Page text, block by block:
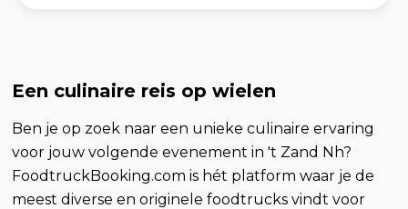
Een culinaire reis op wielen
Ben je op zoek naar een unieke culinaire ervaring
voor jouw volgende evenement in 't Zand Nh?
FoodtruckBooking.com is hét platform waar je de
meest diverse en originele foodtrucks vindt voor